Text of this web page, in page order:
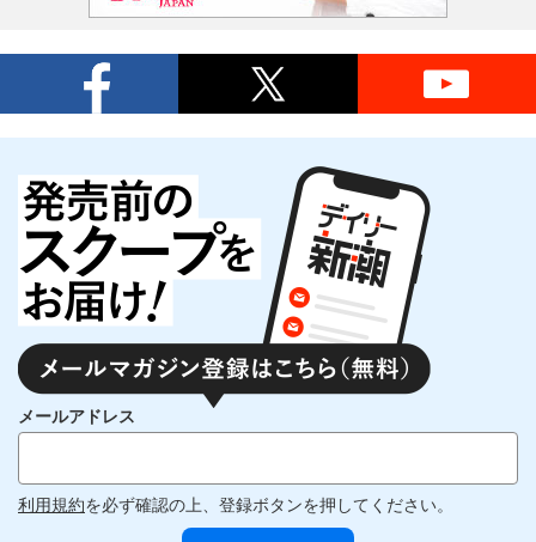
メールアドレス
利用規約を必ず確認の上、登録ボタンを押してください。